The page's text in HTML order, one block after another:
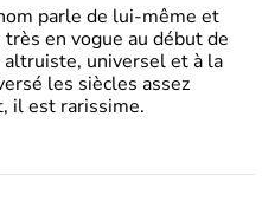
parle de lui-même et
en vogue au début de
altruiste, universel et à la
les siècles assez
il est rarissime.